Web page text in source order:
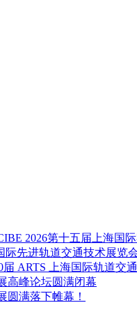
2026第十五届上海国
际先进轨道交通技术展览
ARTS 上海国际轨道交
高峰论坛圆满闭幕
圆满落下帷幕！